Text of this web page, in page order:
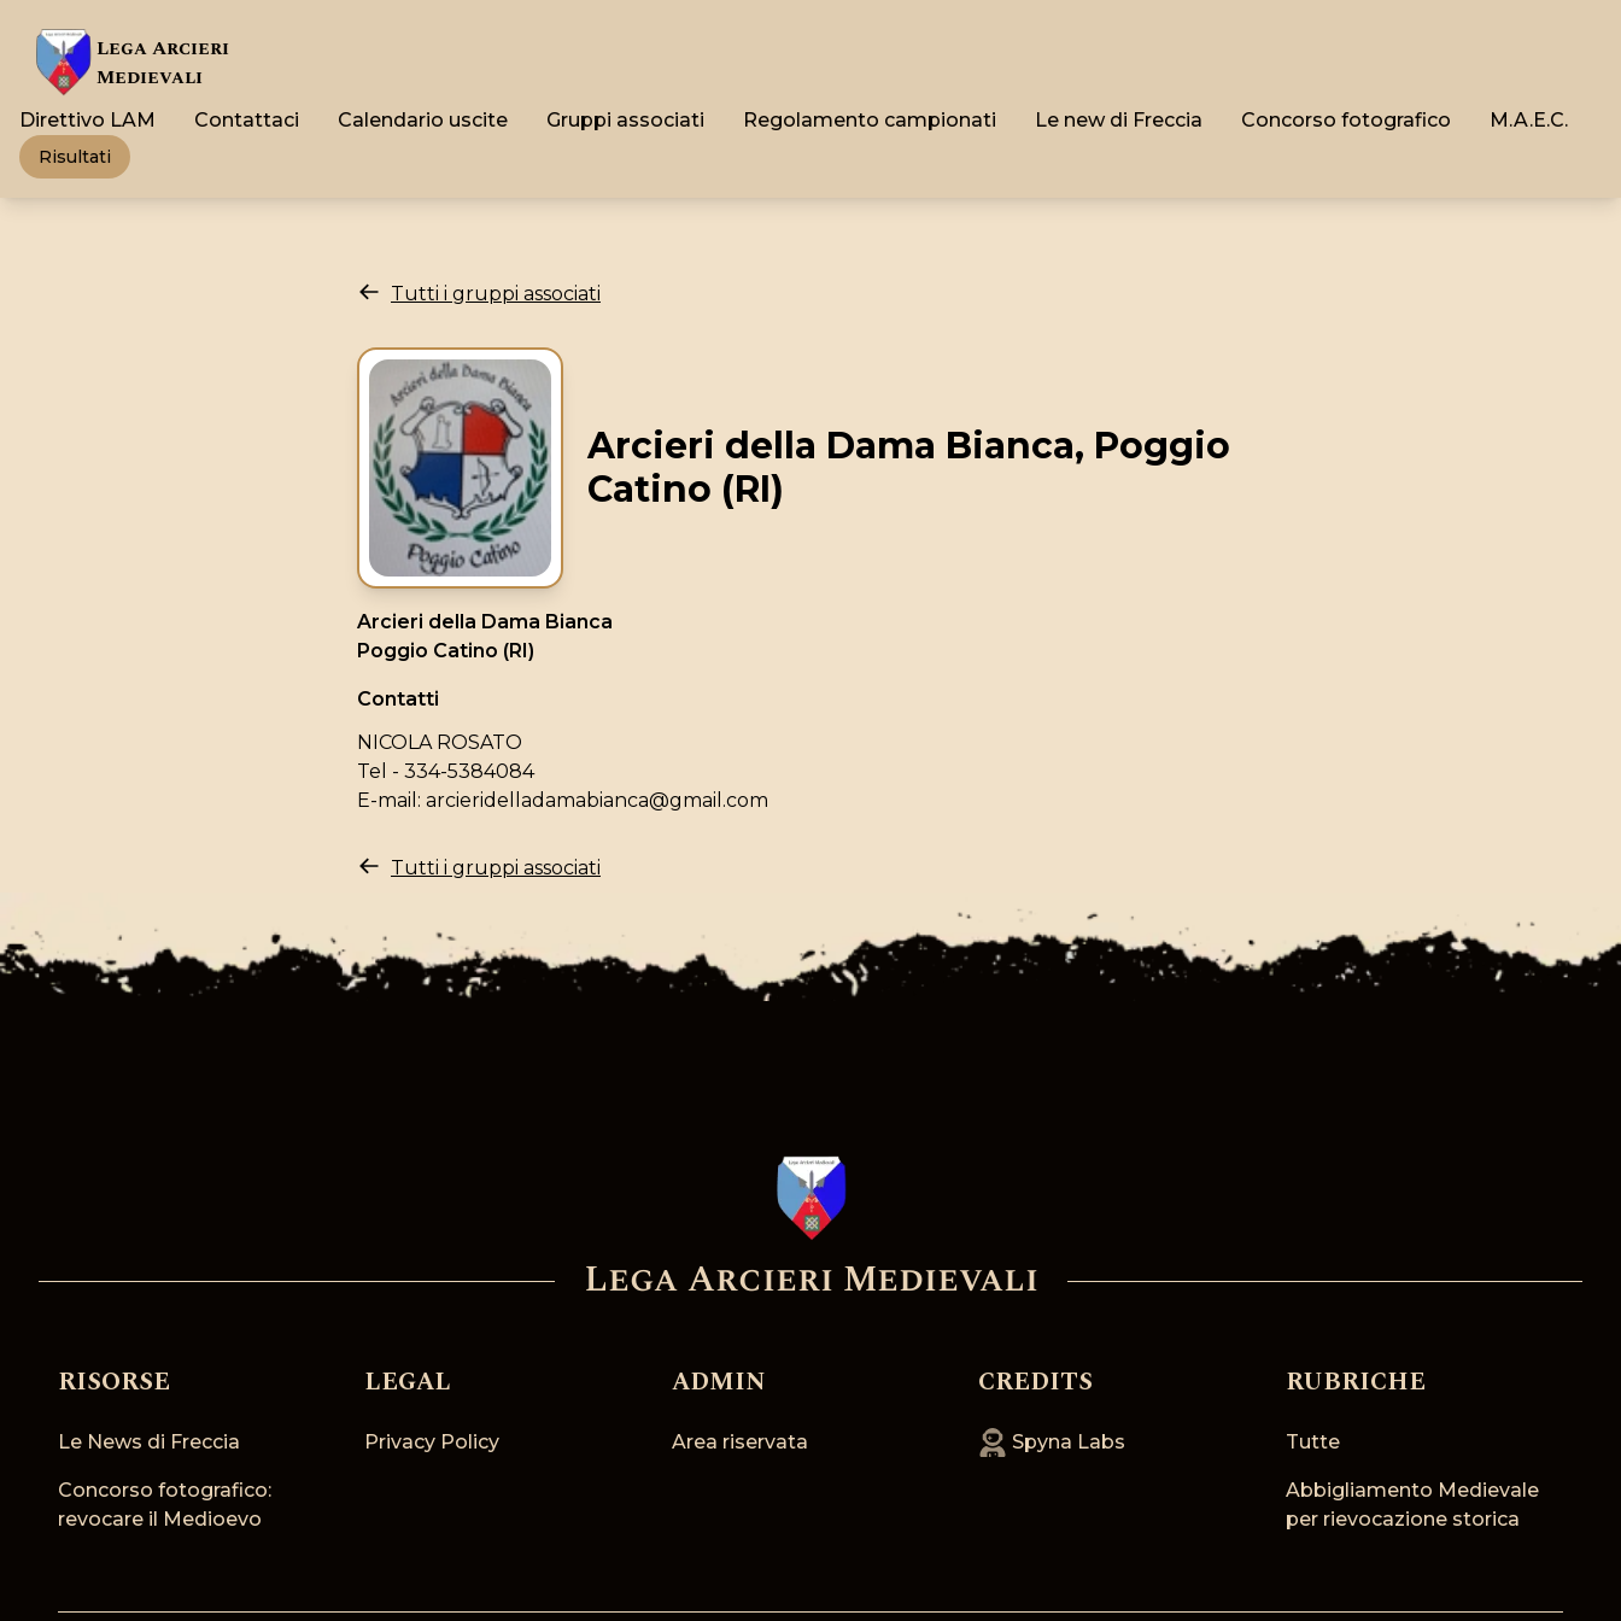
Lega Arcieri
Medievali
Risultati
Direttivo LAM Contattaci Calendario uscite Gruppi associati Regolamento campionati Le new di Freccia Concorso fotografico M.A.E.C.
Tutti i gruppi associati
Arcieri della Dama Bianca, Poggio
Catino (RI)
Arcieri della Dama Bianca
Poggio Catino (RI)
Contatti
NICOLA ROSATO
Tel - 334-5384084
E-mail: arcieridelladamabianca@gmail.com
Tutti i gruppi associati
Lega Arcieri Medievali
RISORSE
Le News di Freccia
Concorso fotografico:
revocare il Medioevo
LEGAL
Privacy Policy
ADMIN
Area riservata
CREDITS
Spyna Labs
RUBRICHE
Tutte
Abbigliamento Medievale
per rievocazione storica